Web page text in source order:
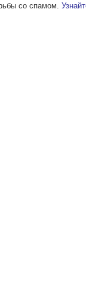
со спамом.